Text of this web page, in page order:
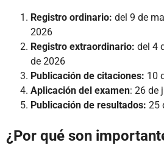
Registro ordinario: del 9 de
2026
Registro extraordinario: del 4
de 2026
Publicación de citaciones: 10
Aplicación del examen: 26 de
Publicación de resultados: 25
¿Por qué son